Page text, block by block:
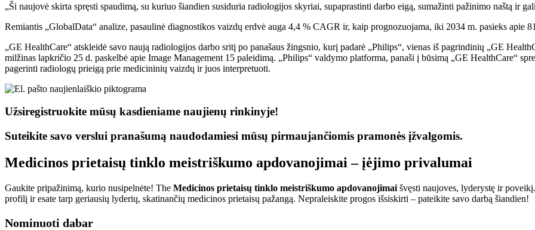
„Ši naujovė skirta spręsti spaudimą, su kuriuo šiandien susiduria radiologijos skyriai, supaprastinti darbo eigą, sumažinti pažinimo naštą ir
Remiantis „GlobalData“ analize, pasaulinė diagnostikos vaizdų erdvė auga 4,4 % CAGR ir, kaip prognozuojama, iki 2034 m. pasieks apie
„GE HealthCare“ atskleidė savo naują radiologijos darbo sritį po panašaus žingsnio, kurį padarė „Philips“, vienas iš pagrindinių „GE
milžinas lapkričio 25 d. paskelbė apie Image Management 15 paleidimą. „Philips“ valdymo platforma, panaši į būsimą „GE HealthCare“
pagerinti radiologų prieigą prie medicininių vaizdų ir juos interpretuoti.
Užsiregistruokite mūsų kasdieniame naujienų rinkinyje!
Suteikite savo verslui pranašumą naudodamiesi mūsų pirmaujančiomis pramonės įžvalgomis.
Medicinos prietaisų tinklo meistriškumo apdovanojimai – įėjimo privalumai
Gaukite pripažinimą, kurio nusipelnėte! The Medicinos prietaisų tinklo meistriškumo apdovanojimai švęsti naujoves, lyderystę ir
profilį ir esate tarp geriausių lyderių, skatinančių medicinos prietaisų pažangą. Nepraleiskite progos išsiskirti – pateikite savo darbą šiandien!
Nominuoti dabar